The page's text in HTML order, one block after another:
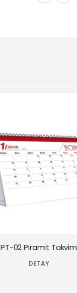
PT-02 Piramit Takvim
DETAY